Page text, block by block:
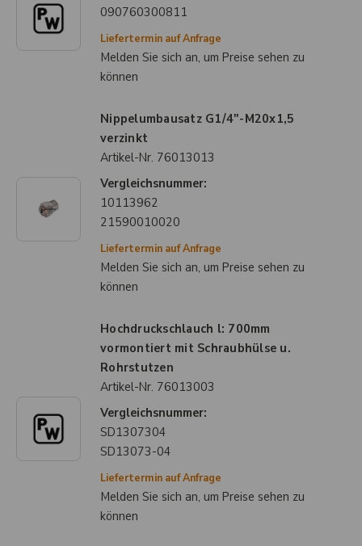
090760300811
Liefertermin auf Anfrage
Melden Sie sich an, um Preise sehen zu
können
Nippelumbausatz G1/4"-M20x1,5
verzinkt
Artikel-Nr. 76013013
Vergleichsnummer:
10113962
21590010020
Liefertermin auf Anfrage
Melden Sie sich an, um Preise sehen zu
können
Hochdruckschlauch l: 700mm
vormontiert mit Schraubhülse u.
Rohrstutzen
Artikel-Nr. 76013003
Vergleichsnummer:
SD1307304
SD13073-04
Liefertermin auf Anfrage
Melden Sie sich an, um Preise sehen zu
können